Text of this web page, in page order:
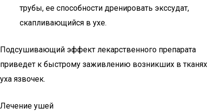
трубы, ее способности дренировать экссудат,
скапливающийся в ухе.
Подсушивающий эффект лекарственного препарата
приведет к быстрому заживлению возникших в тканях
уха язвочек.
Лечение ушей